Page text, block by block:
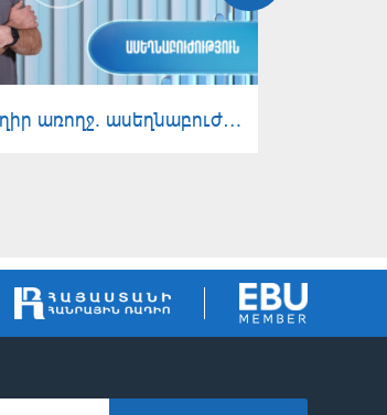
Եղիր առողջ. ասեղնաբուժություն